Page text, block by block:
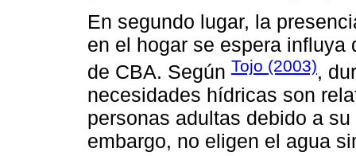
En segundo lugar, la
en el hogar se espera
de CBA. Según Tojo (2003),
necesidades hídricas son
personas adultas debido a
embargo, no eligen el agua